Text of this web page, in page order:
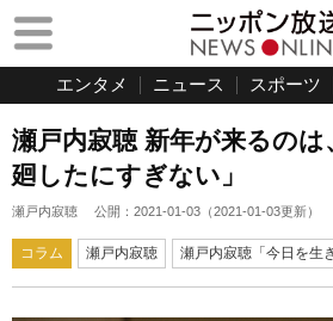
エンタメ ニュース スポーツ
瀬戸内寂聴 新年が来るのは
廻したにすぎない」
瀬戸内寂聴 公開： 2021-01-03 （2021-01-03更新）
コラム 瀬戸内寂聴 瀬戸内寂聴「今日を生